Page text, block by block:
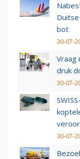
bot
30-07-
Vraag
druk
30-07-
30-07-